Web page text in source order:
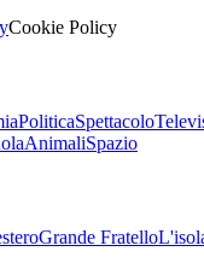
Cookie Policy
PoliticaSpettacolo
AnimaliSpazio
Grande Fratello